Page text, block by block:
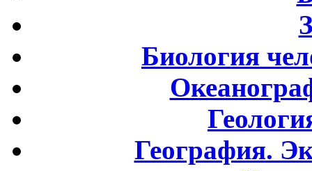
Биология
География.